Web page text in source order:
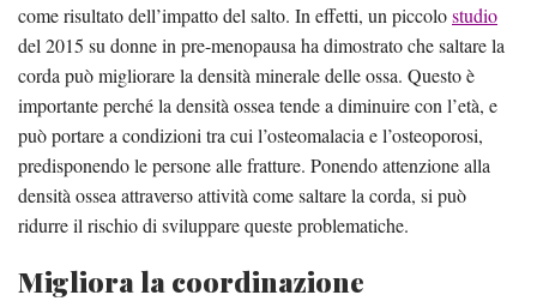
come risultato dell’impatto del salto. In effetti, un piccolostudio
del 2015 su donne in pre-menopausa ha dimostrato che saltare la
corda può migliorare la densità minerale delle ossa. Questo è
importante perché la densità ossea tende a diminuire con l’età, e
può portare a condizioni tra cui l’osteomalacia e l’osteoporosi,
predisponendo le persone alle fratture. Ponendo attenzione alla
densità ossea attraverso attività come saltare la corda, si può
ridurre il rischio di sviluppare queste problematiche.
Migliora la coordinazione